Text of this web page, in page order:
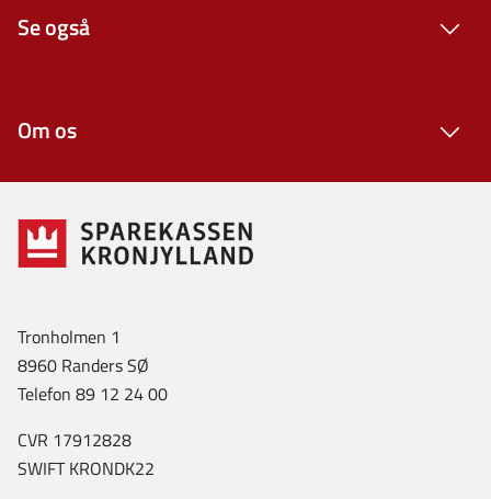
Se også
Om os
Tronholmen 1
8960 Randers SØ
Telefon 89 12 24 00
CVR 17912828
SWIFT KRONDK22